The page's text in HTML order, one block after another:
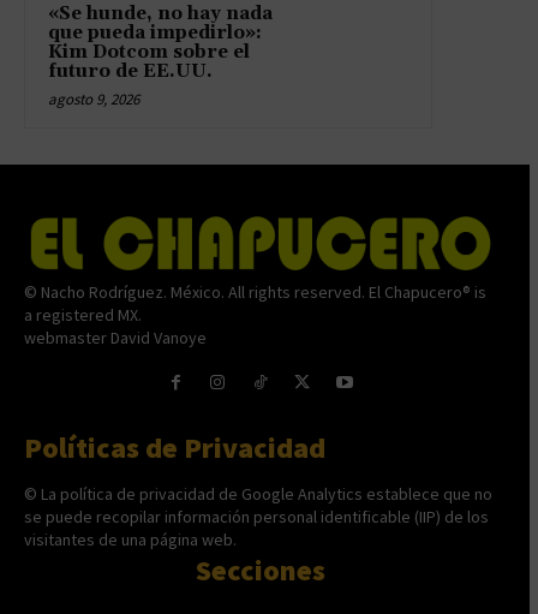
«Se hunde, no hay nada
que pueda impedirlo»:
Kim Dotcom sobre el
futuro de EE.UU.
agosto 9, 2026
© Nacho Rodríguez. México. All rights reserved. El Chapucero® is
a registered MX.
webmaster David Vanoye
Políticas de Privacidad
© La política de privacidad de Google Analytics establece que no
se puede recopilar información personal identificable (IIP) de los
visitantes de una página web.
Secciones